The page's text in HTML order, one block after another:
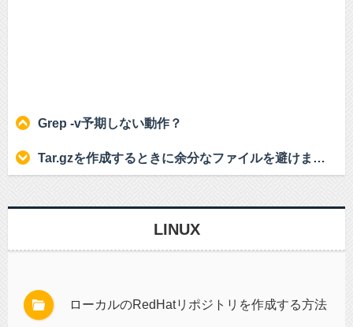
Grep -v予期しない動作？
Tar.gzを作成するときに余分なファイルを避けますか？
LINUX
ローカルのRedHatリポジトリを作成する方法